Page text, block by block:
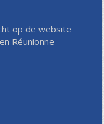
op de website
Réunionne